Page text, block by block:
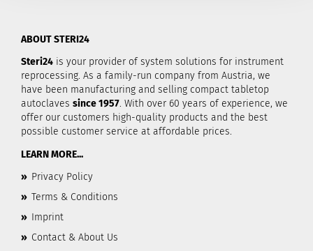
ABOUT STERI24
Steri24 is your provider of system solutions for instrument
reprocessing. As a family-run company from Austria, we
have been manufacturing and selling compact tabletop
autoclaves since 1957. With over 60 years of experience, we
offer our customers high-quality products and the best
possible customer service at affordable prices.
LEARN MORE...
» Privacy Policy
» Terms & Conditions
» Imprint
» Contact & About Us